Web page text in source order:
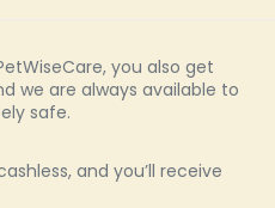
you also get
we are always available to
safe.
and you’ll receive